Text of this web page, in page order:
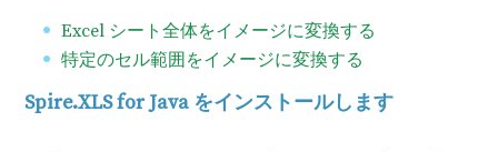
Excel シート全体をイメージに変換する
特定のセル範囲をイメージに変換する
Spire.XLS for Java をインストールします